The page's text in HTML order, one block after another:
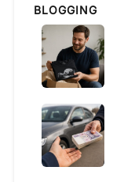
BLOGGING